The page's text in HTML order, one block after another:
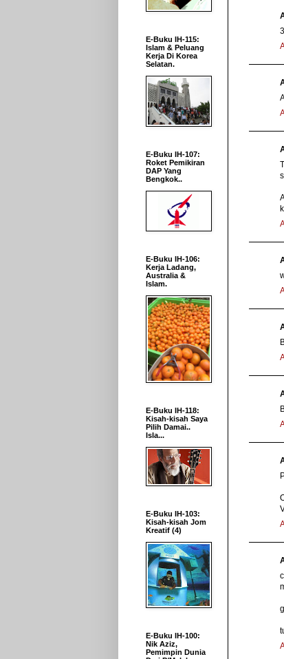
E-Buku IH-115:
Islam & Peluang
Kerja Di Korea
Selatan.
E-Buku IH-107:
Roket Pemikiran
DAP Yang
Bengkok..
E-Buku IH-106:
Kerja Ladang,
Australia &
Islam.
E-Buku IH-118:
Kisah-kisah Saya
Pilih Damai..
Isla...
E-Buku IH-103:
Kisah-kisah Jom
Kreatif (4)
E-Buku IH-100:
Nik Aziz,
Pemimpin Dunia